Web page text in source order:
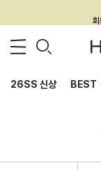
26SS 신상 BEST